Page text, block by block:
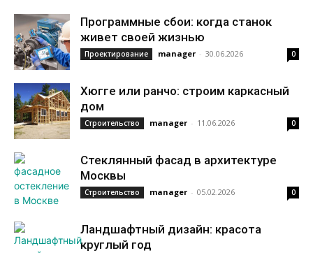
Программные сбои: когда станок
живет своей жизнью
Проектирование manager - 30.06.2026 0
Хюгге или ранчо: строим каркасный
дом
Строительство manager - 11.06.2026 0
Стеклянный фасад в архитектуре
Москвы
Строительство manager - 05.02.2026 0
Ландшафтный дизайн: красота
круглый год